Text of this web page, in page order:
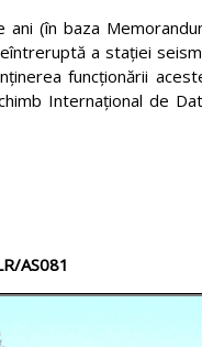
(în baza
a staţiei
funcționării
Internaţional de
AS081